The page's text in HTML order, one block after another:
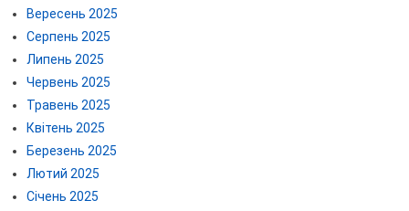
Вересень 2025
Серпень 2025
Липень 2025
Червень 2025
Травень 2025
Квітень 2025
Березень 2025
Лютий 2025
Січень 2025